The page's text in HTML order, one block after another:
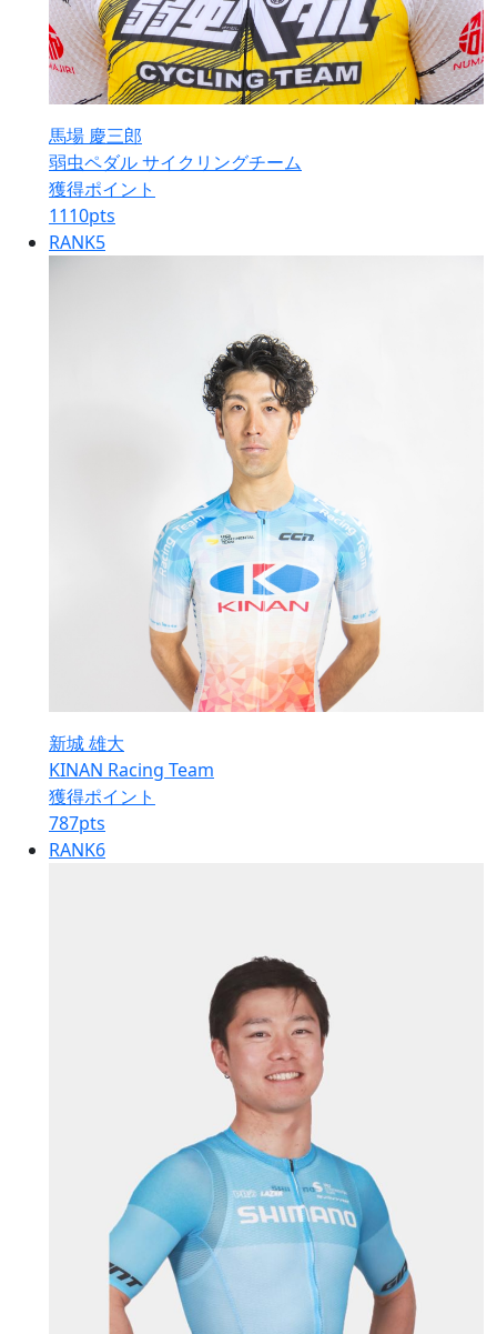
馬場 慶三郎
弱虫ペダル サイクリングチーム
獲得ポイント
1110pts
RANK5
新城 雄大
KINAN Racing Team
獲得ポイント
787pts
RANK6